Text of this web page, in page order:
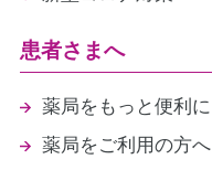
患者さまへ
薬局をもっと便利に
薬局をご利用の方へ